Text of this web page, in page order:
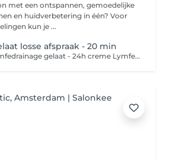
met een ontspannen, gemoedelijke
kun je ...
losse afspraak - 20 min
- Korte reiniging - Lymfedrainage gelaat - 24h creme Lymfedrainage werkt drainerend voor vochtophopingen in het gelaat. Na een ooglidcorrectie kan een aantal keer lymfedrainage zeker verschil maken.